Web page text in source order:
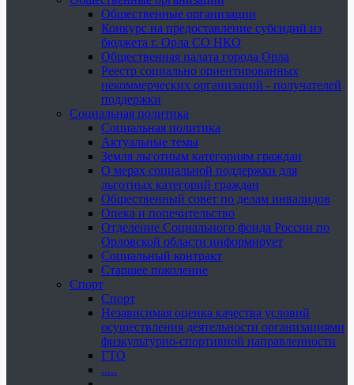
Общественные организации
Конкурс на предоставление субсидий из
бюджета г. Орла СО НКО
Общественная палата города Орла
Реестр социально ориентированных
некоммерческих организаций - получателей
поддержки
Социальная политика
Социальная политика
Актуальные темы
Земля льготным категориям граждан
О мерах социальной поддержки для
льготных категорий граждан
Общественный совет по делам инвалидов
Опека и попечительство
Отделение Социального фонда России по
Орловской области информирует
Социальный контракт
Старшее поколение
Спорт
Спорт
Независимая оценка качества условий
осуществления деятельности организациями
физкультурно-спортивной направленности
ГТО
.....